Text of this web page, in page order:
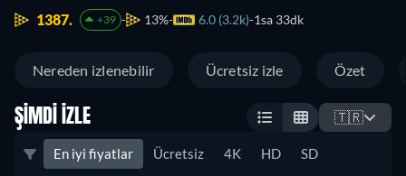
1387.
+39 13% 6.0 (3.2k) 1sa 33dk
Nereden izlenebilir Ücretsiz izle Özet
ŞIMDI İZLE 🇹🇷
En iyi fiyatlar Ücretsiz 4K HD SD